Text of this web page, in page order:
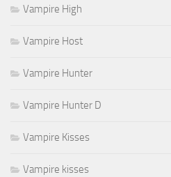
Vampire High
Vampire Host
Vampire Hunter
Vampire Hunter D
Vampire Kisses
Vampire kisses